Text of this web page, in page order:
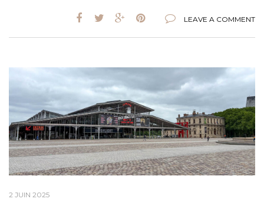
LEAVE A COMMENT
2 JUIN 2025